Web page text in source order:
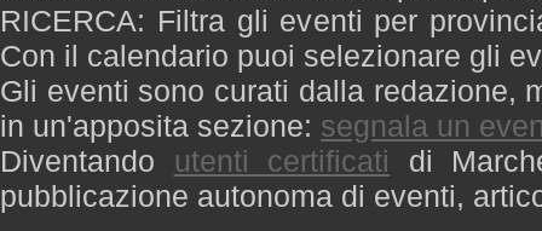
RICERCA: Filtra gli eventi per
Con il calendario puoi selezionare gli
Gli eventi sono curati dalla redazione,
in un'apposita sezione: segnala un
Diventando utenti certificati di
pubblicazione autonoma di eventi,